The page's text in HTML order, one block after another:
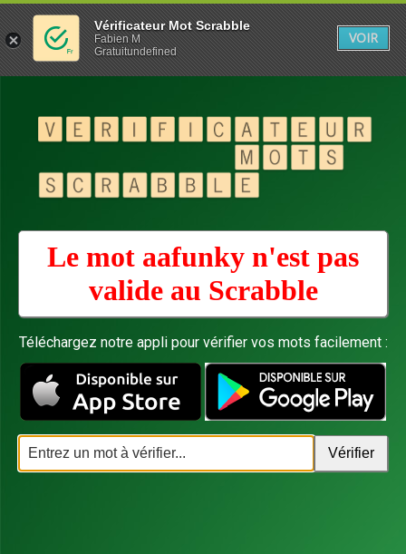
Le mot aafunky n'est pas
valide au Scrabble
Téléchargez notre appli pour vérifier vos mots facilement :
Vérificateur Mot Scrabble
Fabien M
Gratuitundefined
VOIR